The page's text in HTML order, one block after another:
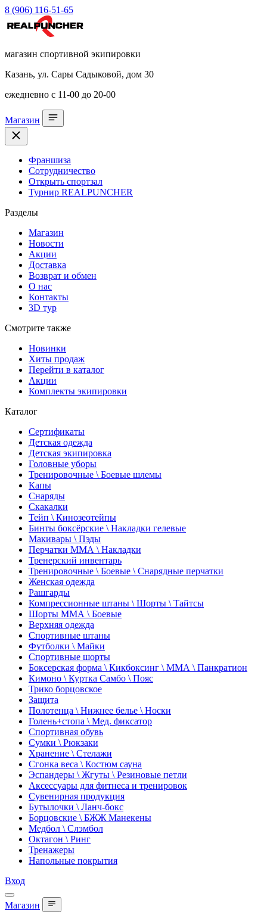
8 (906) 116-51-65
магазин спортивной экипировки
Казань, ул. Сары Садыковой, дом 30
ежедневно с 11-00 до 20-00
Магазин
Франшиза
Сотрудничество
Открыть спортзал
Турнир REALPUNCHER
Разделы
Магазин
Новости
Акции
Доставка
Возврат и обмен
О нас
Контакты
3D тур
Смотрите также
Новинки
Хиты продаж
Перейти в каталог
Акции
Комплекты экипировки
Каталог
Сертификаты
Детская одежда
Детская экипировка
Головные уборы
Тренировочные \ Боевые шлемы
Капы
Снаряды
Скакалки
Тейп \ Кинозеотейпы
Бинты боксёрские \ Накладки гелевые
Макивары \ Пэды
Перчатки ММА \ Накладки
Тренерский инвентарь
Тренировочные \ Боевые \ Снарядные перчатки
Женская одежда
Рашгарды
Компрессионные штаны \ Шорты \ Тайтсы
Шорты ММА \ Боевые
Верхняя одежда
Спортивные штаны
Футболки \ Майки
Спортивные шорты
Боксерская форма \ Кикбоксинг \ ММА \ Панкратион
Кимоно \ Куртка Самбо \ Пояс
Трико борцовское
Защита
Полотенца \ Нижнее белье \ Носки
Голень+стопа \ Мед. фиксатор
Спортивная обувь
Сумки \ Рюкзаки
Хранение \ Стелажи
Сгонка веса \ Костюм сауна
Эспандеры \ Жгуты \ Резиновые петли
Аксессуары для фитнеса и тренировок
Сувенирная продукция
Бутылочки \ Ланч-бокс
Борцовские \ БЖЖ Манекены
Медбол \ Слэмбол
Октагон \ Ринг
Тренажеры
Напольные покрытия
Вход
Магазин